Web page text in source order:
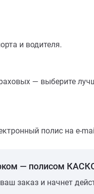
и водителя.
— выберите
полис на e-
— полисом
заказ и начнет